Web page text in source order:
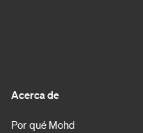
Acerca de
Por qué Mohd